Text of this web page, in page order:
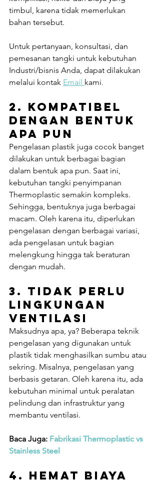
timbul, karena tidak memerlukan
bahan tersebut.
Untuk pertanyaan, konsultasi, dan
pemesanan tangki untuk kebutuhan
Industri/bisnis Anda, dapat dilakukan
melalui kontak Email kami.
2. Kompatibel
dengan Bentuk
Apa pun
Pengelasan plastik juga cocok banget
dilakukan untuk berbagai bagian
dalam bentuk apa pun. Saat ini,
kebutuhan tangki penyimpanan
Thermoplastic semakin kompleks.
Sehingga, bentuknya juga berbagai
macam. Oleh karena itu, diperlukan
pengelasan dengan berbagai variasi,
ada pengelasan untuk bagian
melengkung hingga tak beraturan
dengan mudah.
3. Tidak Perlu
Lingkungan
Ventilasi
Maksudnya apa, ya? Beberapa teknik
pengelasan yang digunakan untuk
plastik tidak menghasilkan sumbu atau
sekring. Misalnya, pengelasan yang
berbasis getaran. Oleh karena itu, ada
kebutuhan minimal untuk peralatan
pelindung dan infrastruktur yang
membantu ventilasi.
Baca Juga: Fabrikasi Thermoplastic vs
Stainless Steel
4. Hemat Biaya